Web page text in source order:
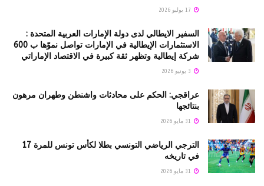
السفير الايطالي لدى دولة الإمارات العربية المتحدة :
الاستثمارات الإيطالية في الإمارات تواصل نموّها ب 600
شركة إيطالية وتظهر ثقة كبيرة في الاقتصاد الإماراتي
عراقجي: الحكم على محادثات واشنطن وطهران مرهون
بنتائجها
الترجي الرياضي التونسي بطلا لكأس تونس للمرة 17
في تاريخه